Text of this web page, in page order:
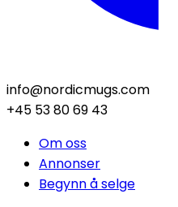
info@nordicmugs.com
+45 53 80 69 43
Om oss
Annonser
Begynn å selge